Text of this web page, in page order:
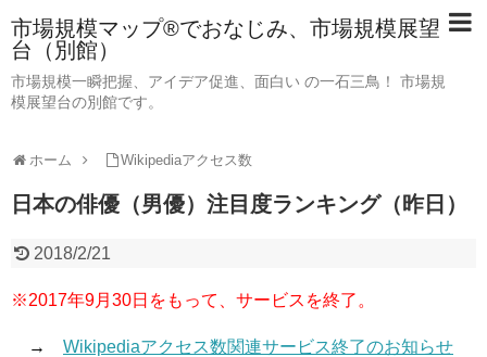
市場規模マップ®でおなじみ、市場規模展望
台（別館）
市場規模一瞬把握、アイデア促進、面白い の一石三鳥！ 市場規
模展望台の別館です。
ホーム Wikipediaアクセス数
日本の俳優（男優）注目度ランキング（昨日）
2018/2/21
※2017年9月30日をもって、サービスを終了。
→ Wikipediaアクセス数関連サービス終了のお知らせ